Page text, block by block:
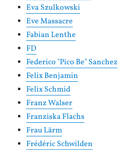
Eva Szulkowski
Eve Massacre
Fabian Lenthe
FD
Federico "Pico Be" Sanchez
Felix Benjamin
Felix Schmid
Franz Walser
Franziska Flachs
Frau Lärm
Frédéric Schwilden